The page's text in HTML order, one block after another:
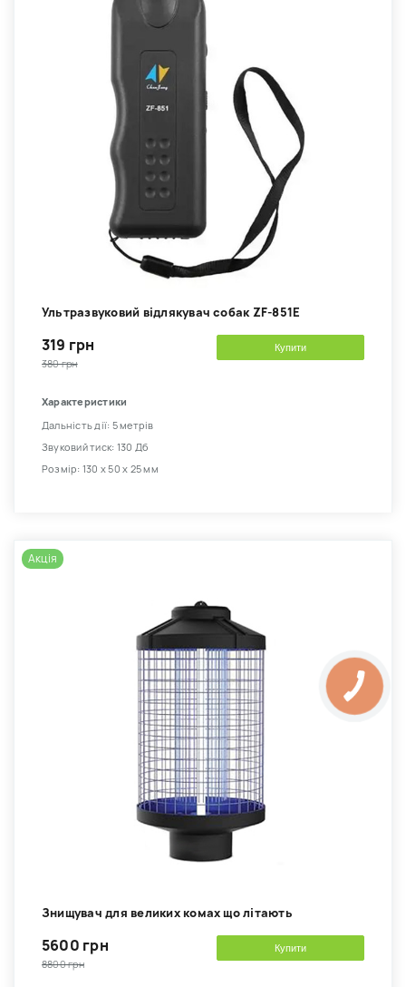
Ультразвуковий відлякувач собак ZF-851E
319 грн
380 грн
Купити
Характеристики
Дальність дії: 5 метрів
Звуковий тиск: 130 Дб
Розмір: 130 х 50 х 25 мм
Акція
Знищувач для великих комах що літають
5600 грн
8800 грн
Купити